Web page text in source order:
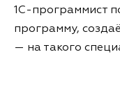
1С-программист
программу,
— на такого